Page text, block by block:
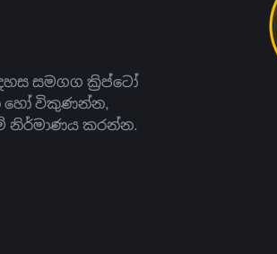
සමගග ක්‍රිප්ටෝ
හෝ විකුණන්න,
නිර්මාණය කරන්න.